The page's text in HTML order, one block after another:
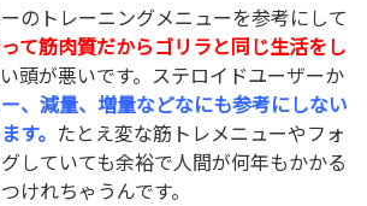
のトレーニングメニューを参考にして
って筋肉質だからゴリラと同じ生活をし
頭が悪いです。ステロイドユーザーか
、減量、増量などなにも参考にしない
す。 たとえ変な筋トレメニューやフォ
していても余裕で人間が何年もかかる
けれちゃうんです。